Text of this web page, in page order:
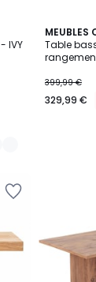
IVY
MEUBLES
Table
399,99 €
329,99 €